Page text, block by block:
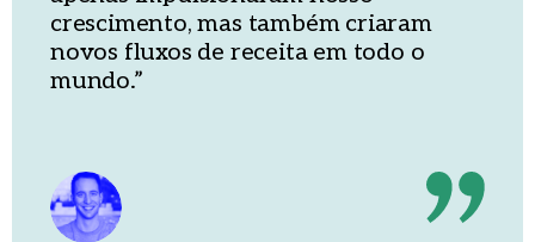
crescimento, mas também criaram
novos fluxos de receita em todo o
mundo.”